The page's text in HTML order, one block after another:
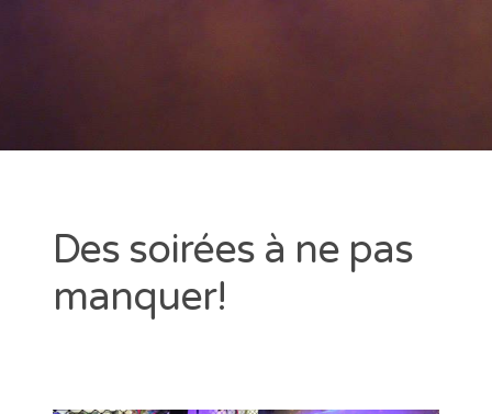
Des soirées à ne pas
manquer!